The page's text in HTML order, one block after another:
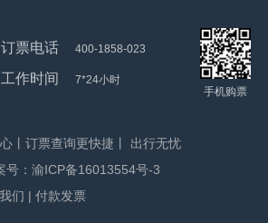
票电话 400-1858-023
工作时间
7*24小时
手机购票
丨订票查询更快捷丨 出行无忧
： 渝ICP备16013554号-3
们 | 付款发票